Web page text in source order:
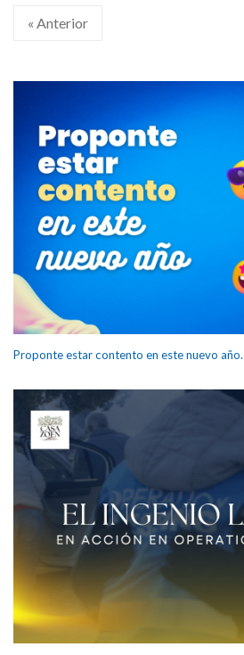
« Anterior
Proponte estar contento en este nuevo año.